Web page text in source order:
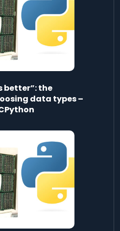
better”: the
data types –